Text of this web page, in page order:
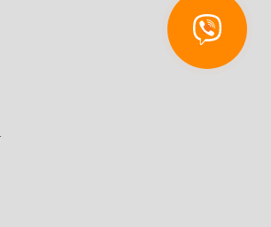
Связаться
с Recuperator